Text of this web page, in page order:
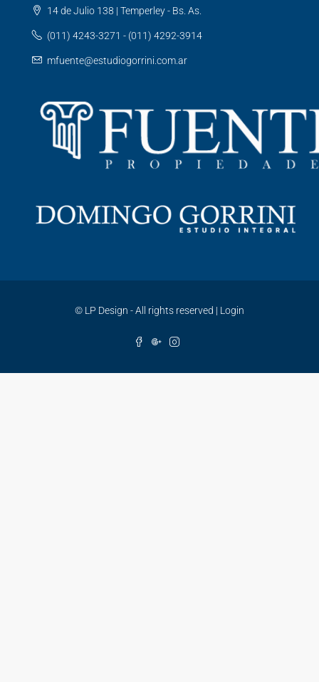
14 de Julio 138 | Temperley - Bs. As.
(011) 4243-3271 - (011) 4292-3914
mfuente@estudiogorrini.com.ar
© LP Design - All rights reserved | Login